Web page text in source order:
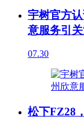
宇树官方
意服务引
07.30
松下FZ28